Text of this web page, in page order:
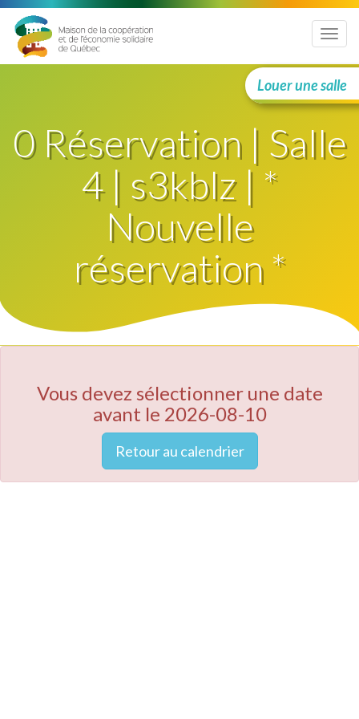
Menu
Louer une salle
0 Réservation | Salle
4 | s3kblz | *
Nouvelle
réservation *
Vous devez sélectionner une date
avant le 2026-08-10
Retour au calendrier